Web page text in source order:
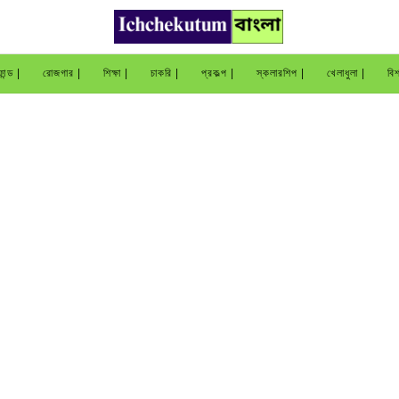
| রোজগার | শিক্ষা | চাকরি | প্রকল্প | স্কলারশিপ | খেলাধুলা |